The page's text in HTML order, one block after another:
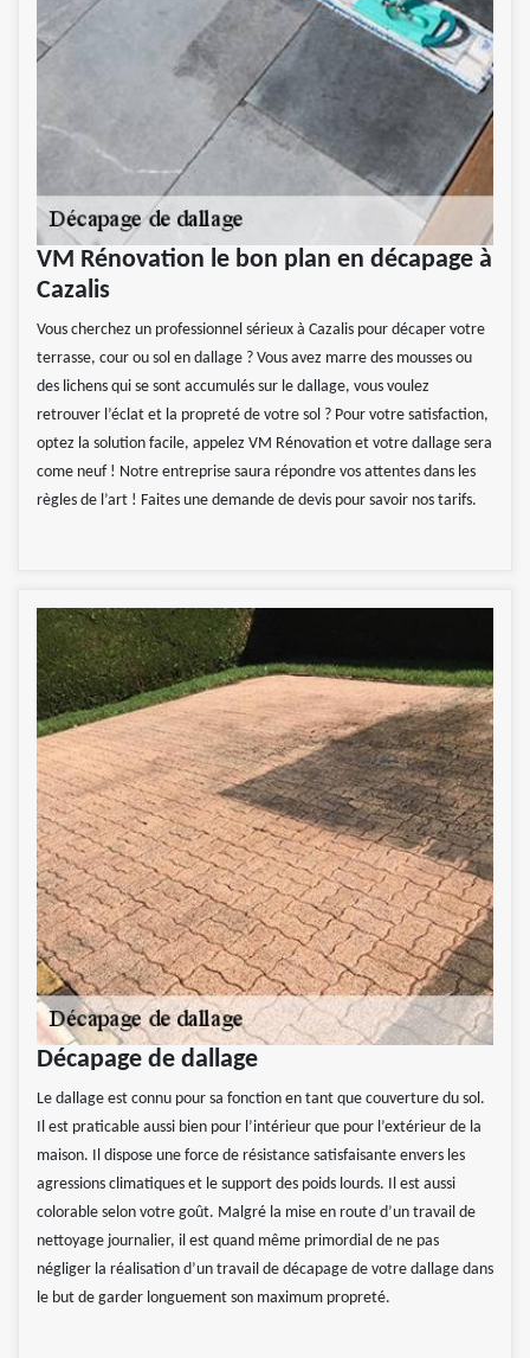
VM Rénovation le bon plan en décapage à
Cazalis
Vous cherchez un professionnel sérieux à Cazalis pour décaper votre
terrasse, cour ou sol en dallage ? Vous avez marre des mousses ou
des lichens qui se sont accumulés sur le dallage, vous voulez
retrouver l’éclat et la propreté de votre sol ? Pour votre satisfaction,
optez la solution facile, appelez VM Rénovation et votre dallage sera
come neuf ! Notre entreprise saura répondre vos attentes dans les
règles de l’art ! Faites une demande de devis pour savoir nos tarifs.
Décapage de dallage
Le dallage est connu pour sa fonction en tant que couverture du sol.
Il est praticable aussi bien pour l’intérieur que pour l’extérieur de la
maison. Il dispose une force de résistance satisfaisante envers les
agressions climatiques et le support des poids lourds. Il est aussi
colorable selon votre goût. Malgré la mise en route d’un travail de
nettoyage journalier, il est quand même primordial de ne pas
négliger la réalisation d’un travail de décapage de votre dallage dans
le but de garder longuement son maximum propreté.